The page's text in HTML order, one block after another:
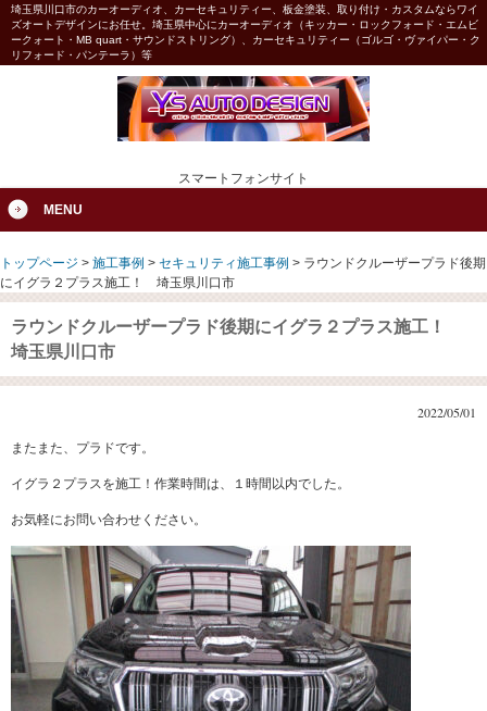
埼玉県川口市のカーオーディオ、カーセキュリティー、板金塗装、取り付け・カスタムならワイ
ズオートデザインにお任せ。埼玉県中心にカーオーディオ（キッカー・ロックフォード・エムビ
ークォート・MB quart・サウンドストリング）、カーセキュリティー（ゴルゴ・ヴァイパー・ク
リフォード・パンテーラ）等
スマートフォンサイト
MENU
トップページ > 施工事例 > セキュリティ施工事例 > ラウンドクルーザープラド後期
にイグラ２プラス施工！ 埼玉県川口市
ラウンドクルーザープラド後期にイグラ２プラス施工！
埼玉県川口市
2022/05/01
またまた、プラドです。
イグラ２プラスを施工！作業時間は、１時間以内でした。
お気軽にお問い合わせください。